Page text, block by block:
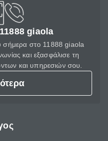
giaola
σήμερα στο 11888 giaola
και εξασφάλισε τη
και υπηρεσιών σου.